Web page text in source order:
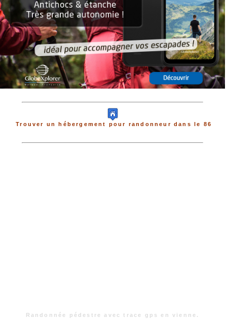
Trouver un hébergement pour randonneur dans le 86
Randonnée pédestre avec trace gps en vienne.